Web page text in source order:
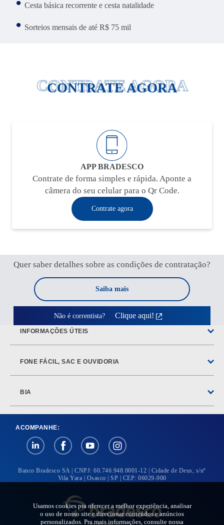
Cesta básica recorrente e cesta natalidade
Sorteios mensais de até R$ 75 mil
CONTRATE AGORA
CONTRATE AGORA
APP BRADESCO
Contrate de forma simples e rápida. Aponte a
câmera do seu celular para o Qr Code.
Contrate agora
Quer saber detalhes sobre as condições de contratação?
Saiba mais
Não é correntista? Clique aqui!
Usamos cookies pra oferecer a melhor experiência, analisar
o uso de nosso site e direcionar conteúdos e anúncios
personalizados. Pra mais informações, consulte nossa
INFORMAÇÕES ÚTEIS
FONE FÁCIL, SAC E OUVIDORIA
BIA
ACOMPANHE:
Banco Bradesco SA | CNPJ: 60.746.948.0001-12 | Cidade de Deus, s/nº
Vila Yara | Osasco | SP | CEP: 06029-900